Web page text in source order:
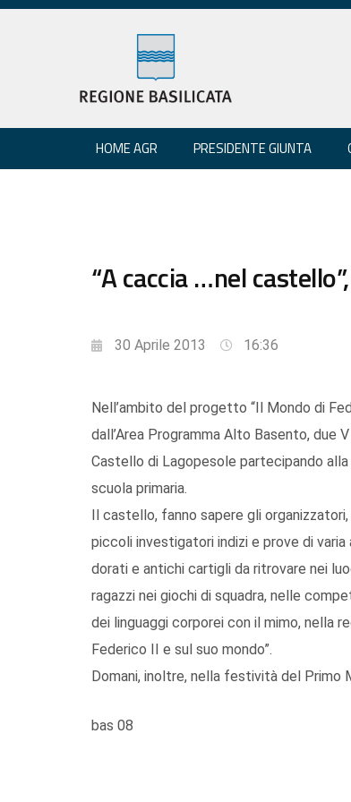
HOME AGR PRESIDENTE GIUNTA
“A caccia …nel
30 Aprile 2013 16:36
Nell’ambito del progetto “Il Mondo di
dall’Area Programma Alto Basento, due
Castello di Lagopesole partecipando
scuola primaria.
Il castello, fanno sapere gli
piccoli investigatori indizi e prove di
dorati e antichi cartigli da ritrovare nei
ragazzi nei giochi di squadra, nelle
dei linguaggi corporei con il mimo, nella
Federico II e sul suo mondo”.
Domani, inoltre, nella festività del Primo
bas 08